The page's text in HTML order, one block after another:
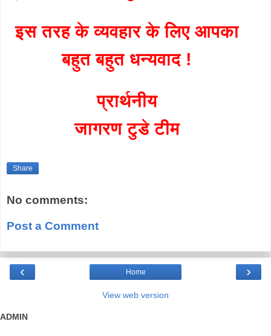
इस तरह के व्यवहार के लिए आपका
बहुत बहुत धन्यवाद !
प्रार्थनीय
जागरण टुडे टीम
Share
No comments:
Post a Comment
‹ ›
Home
View web version
ADMIN